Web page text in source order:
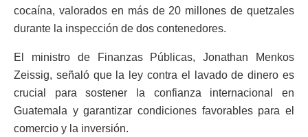
cocaína, valorados en más de 20 millones de quetzales
durante la inspección de dos contenedores.
El ministro de Finanzas Públicas, Jonathan Menkos
Zeissig, señaló que la ley contra el lavado de dinero es
crucial para sostener la confianza internacional en
Guatemala y garantizar condiciones favorables para el
comercio y la inversión.